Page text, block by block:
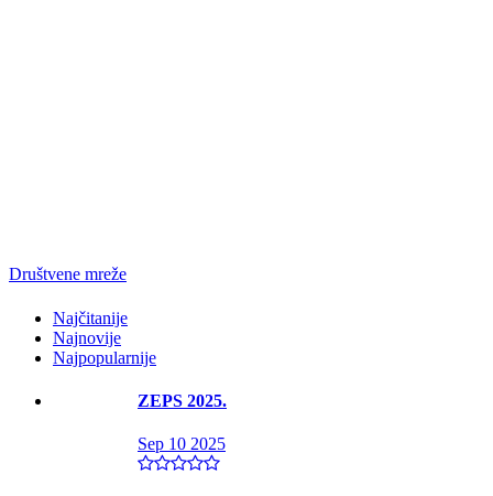
Društvene mreže
Najčitanije
Najnovije
Najpopularnije
ZEPS 2025.
Sep 10 2025